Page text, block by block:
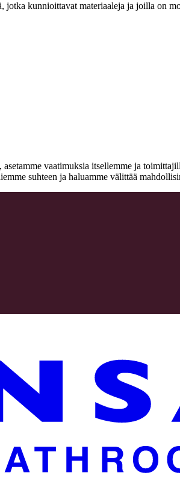
kunnioittavat materiaaleja ja joilla on
vaatimuksia itsellemme ja
suhteen ja haluamme välittää